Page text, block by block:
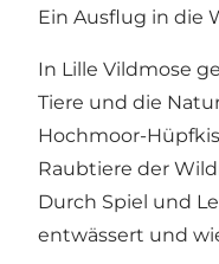
Ein Ausflug in die
In Lille Vildmose
Tiere und die
Hochmoor-
Raubtiere der
Durch Spiel und
entwässert und